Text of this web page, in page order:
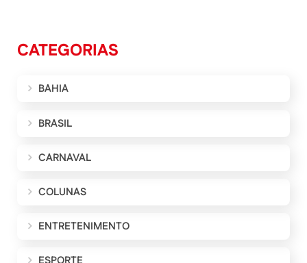
CATEGORIAS
BAHIA
BRASIL
CARNAVAL
COLUNAS
ENTRETENIMENTO